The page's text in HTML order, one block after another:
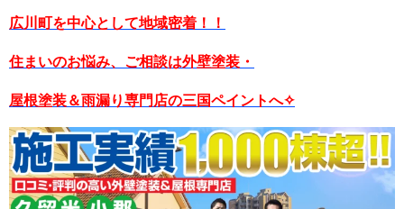
広川町を中心として地域密着！！
住まいのお悩み、ご相談は外壁塗装・
屋根塗装＆雨漏り専門店の三国ペイントへ✧